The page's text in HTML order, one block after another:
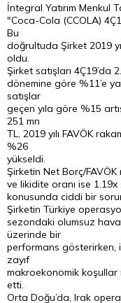
İntegral Yatırım Menkul
"Coca-Cola (CCOLA)
Bu
doğrultuda Şirket 2019
oldu.
Şirket satışları 4Ç19’da
dönemine göre %11’e
satışlar
geçen yıla göre %15
251 mn
TL, 2019 yılı FAVÖK
%26
yükseldi.
Şirketin Net Borç/
ve likidite oranı ise
konusunda ciddi bir
Şirketin Türkiye
sezondaki olumsuz
üzerinde bir
performans gösterirken,
zayıf
makroekonomik koşullar
etti.
Orta Doğu’da, Irak